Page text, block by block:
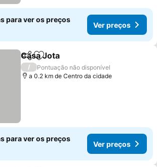
para ver os preços
Ver preços
PartilharAdicionar aos favoritos
Casa Jota
/
Pontuação não disponível
a 0.2 km de Centro da cidade
para ver os preços
Ver preços